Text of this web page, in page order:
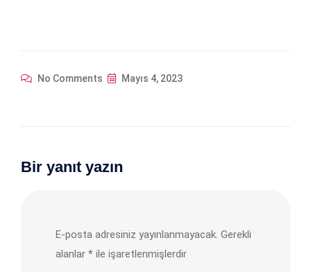
No Comments Mayıs 4, 2023
Bir yanıt yazın
E-posta adresiniz yayınlanmayacak. Gerekli
alanlar * ile işaretlenmişlerdir